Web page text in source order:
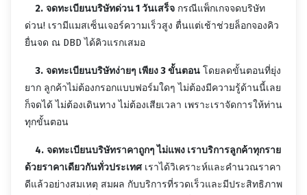
2. จดทะเบียนบริษัทด่วน 1 วันเสร็จ กรณีแพ็กเกจจดบริษัท
ด่วน! เรามีแมสเซ็นเจอร์ความเร็วสูง ตื่นแต่เช้าช่วยล็อกจองคิว
ยื่นจด ณ DBD ได้คิวแรกเสมอ
3. จดทะเบียนบริษัทง่ายๆ เพียง 3 ขั้นตอน โดยลดขั้นตอนที่ยุ่ง
ยาก ลูกค้าไม่ต้องกรอกแบบฟอร์มใดๆ ไม่ต้องมีความรู้ด้านนี้เลย
ก็จดได้ ไม่ต้องเดินทาง ไม่ต้องเสียเวลา เพราะเราจัดการให้ท่าน
ทุกขั้นตอน
4. จดทะเบียนบริษัทราคาถูกๆ ไม่แพง เราบริการลูกค้าทุกราย
ด้วยราคาเดียวกันทั่วประเทศเราได้วิเคราะห์และคำนวณราคา
ดีแล้วอย่างสมเหตุ สมผล กับบริการที่รวดเร็วและมีประสิทธิภาพ